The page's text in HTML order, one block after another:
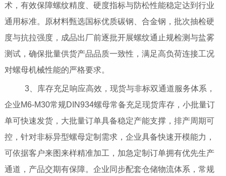
术，有效保障螺纹精度、硬度指标与防松性能稳定达到行业
通用标准。原材料甄选国标优质碳钢、合金钢，批次抽检硬
度与抗拉强度，成品出厂前逐批开展螺纹通止规检测与盐雾
测试，确保批量供货产品品质一致性，满足高负荷连接工况
对螺母机械性能的严格要求。
3、库存充足响应高效，现货与非标双通道服务体系，
企业M6-M30常规DIN934螺母常备充足现货库存，小批量订
单可快速发货，大批量订单具备稳定产能支撑，排产周期可
控，针对非标异型螺母定制需求，企业具备快速开模能力，
可依据客户来图来样精准加工，加急定制订单拥有优先生产
通道，产品交期有保障。企业同步配套仓储物流体系，常规